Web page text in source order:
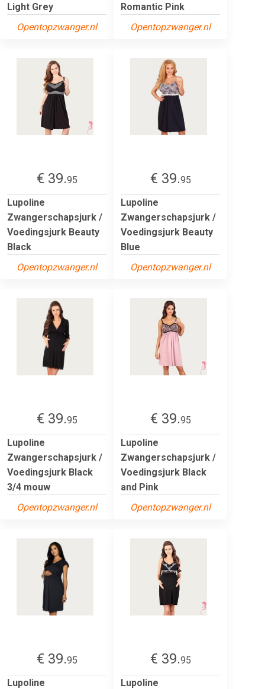
Light Grey
Opentopzwanger.nl
Romantic Pink
Opentopzwanger.nl
€ 39.95
Lupoline
Zwangerschapsjurk /
Voedingsjurk Beauty
Black
Opentopzwanger.nl
€ 39.95
Lupoline
Zwangerschapsjurk /
Voedingsjurk Beauty
Blue
Opentopzwanger.nl
€ 39.95
Lupoline
Zwangerschapsjurk /
Voedingsjurk Black
3/4 mouw
Opentopzwanger.nl
€ 39.95
Lupoline
Zwangerschapsjurk /
Voedingsjurk Black
and Pink
Opentopzwanger.nl
€ 39.95
Lupoline
€ 39.95
Lupoline